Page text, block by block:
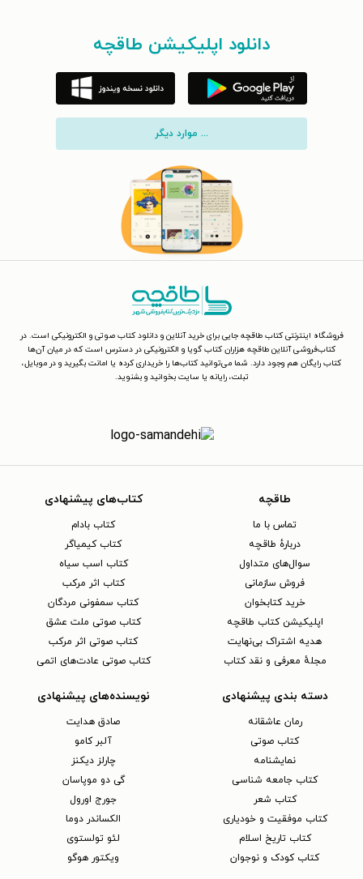
دانلود اپلیکیشن طاقچه
... موارد دیگر
فروشگاه اینترنتی کتاب طاقچه جایی برای خرید آنلاین و دانلود کتاب صوتی و الکترونیکی است. در
کتاب‌فروشی آنلاین طاقچه هزاران کتاب گویا و الکترونیکی در دسترس است که در میان آن‌ها
کتاب رایگان هم وجود دارد. شما می‌توانید کتاب‌ها را خریداری کرده یا امانت بگیرید و در موبایل،
تبلت، رایانه یا سایت بخوانید و بشنوید.
طاقچه
تماس با ما
دربارهٔ طاقچه
سوال‌های متداول
فروش سازمانی
خرید کتابخوان
اپلیکیشن کتاب طاقچه
هدیه اشتراک بی‌نهایت
مجلهٔ معرفی و نقد کتاب
کتاب‌های پیشنهادی
کتاب بادام
کتاب کیمیاگر
کتاب اسب سیاه
کتاب اثر مرکب
کتاب سمفونی مردگان
کتاب صوتی ملت عشق
کتاب صوتی اثر مرکب
کتاب صوتی عادت‌های اتمی
دسته بندی پیشنهادی
رمان عاشقانه
کتاب‌ صوتی
نمایشنامه
کتاب جامعه شناسی
کتاب شعر
کتاب موفقیت و خودیاری
کتاب تاریخ اسلام
کتاب کودک و نوجوان
نویسنده‌های پیشنهادی
صادق هدایت
آلبر کامو
چارلز دیکنز
گی دو موپاسان
جورج اورول
الکساندر دوما
لئو تولستوی
ویکتور هوگو